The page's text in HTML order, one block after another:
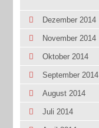
Dezember 2014
November 2014
Oktober 2014
September 2014
August 2014
Juli 2014